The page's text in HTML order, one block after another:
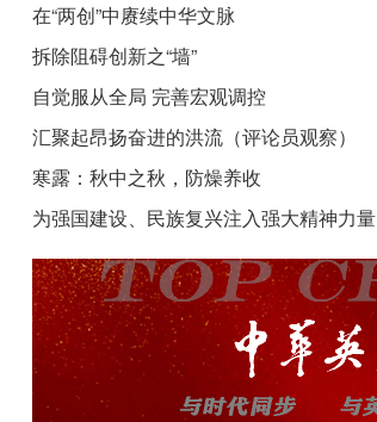
在“两创”中赓续中华文脉
拆除阻碍创新之“墙”
自觉服从全局 完善宏观调控
汇聚起昂扬奋进的洪流（评论员观察）
寒露：秋中之秋，防燥养收
为强国建设、民族复兴注入强大精神力量